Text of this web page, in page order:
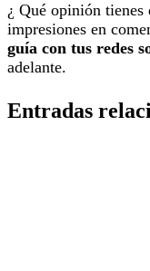
¿ Qué opinión tienes
impresiones en
guía con tus redes
adelante.
Entradas